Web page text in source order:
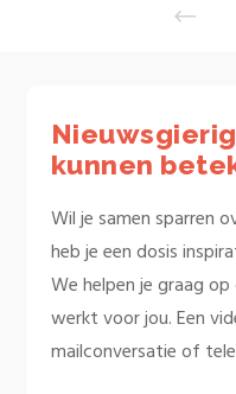
kunnen
Wil je samen sparren
heb je een dosis
We helpen je graag
werkt voor jou. Een
mailconversatie of